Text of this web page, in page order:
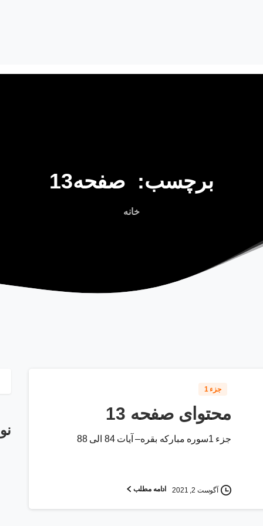
برچسب: صفحه13
خانه
جزء 1
محتوای صفحه 13
جزء 1سوره مبارکه بقره– آیات 84 الی 88
آگوست 2, 2021 ادامه مطلب